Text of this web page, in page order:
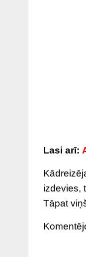
Lasi arī:
izdevies,
Tāpat